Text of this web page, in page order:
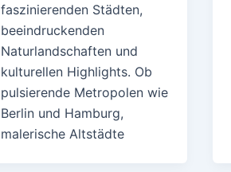
faszinierenden Städten,
beeindruckenden
Naturlandschaften und
kulturellen Highlights. Ob
pulsierende Metropolen wie
Berlin und Hamburg,
malerische Altstädte